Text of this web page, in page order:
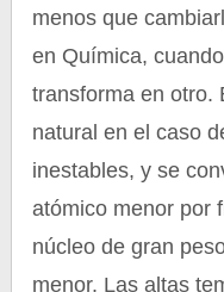
menos que
en Química,
transforma en otro.
natural en el caso
inestables, y se
atómico menor por
núcleo de gran
menor. Las altas